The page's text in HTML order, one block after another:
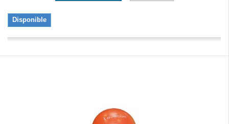
Disponible